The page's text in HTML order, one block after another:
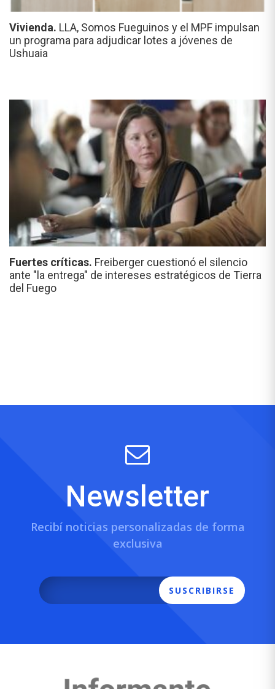
Vivienda. LLA, Somos Fueguinos y el MPF impulsan
un programa para adjudicar lotes a jóvenes de
Ushuaia
Fuertes críticas. Freiberger cuestionó el silencio
ante "la entrega" de intereses estratégicos de Tierra
del Fuego
Newsletter
Recibí noticias personalizadas de forma
exclusiva
SUSCRIBIRSE